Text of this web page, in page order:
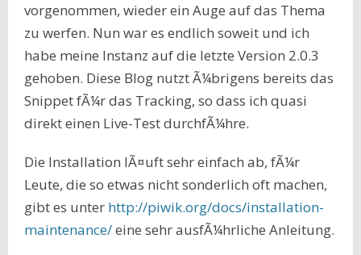
vorgenommen, wieder ein Auge auf das Thema
zu werfen. Nun war es endlich soweit und ich
habe meine Instanz auf die letzte Version 2.0.3
gehoben. Diese Blog nutzt Ã¼brigens bereits das
Snippet fÃ¼r das Tracking, so dass ich quasi
direkt einen Live-Test durchfÃ¼hre.
Die Installation lÃ¤uft sehr einfach ab, fÃ¼r
Leute, die so etwas nicht sonderlich oft machen,
gibt es unter http://piwik.org/docs/installation-
maintenance/eine sehr ausfÃ¼hrliche Anleitung.